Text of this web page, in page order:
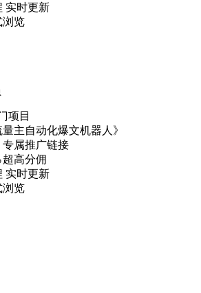
实时更新
浏览
项目
主自动化爆文机器人》
专属推广链接
超高分佣
实时更新
浏览